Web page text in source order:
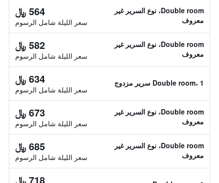
Double room، نوع السرير غير
معروف
564 ﷼
سعر الليلة شامل الرسوم
Double room، نوع السرير غير
معروف
582 ﷼
سعر الليلة شامل الرسوم
Double room، 1 سرير مزدوج 634 ﷼
سعر الليلة شامل الرسوم
Double room، نوع السرير غير
معروف
673 ﷼
سعر الليلة شامل الرسوم
Double room، نوع السرير غير
معروف
685 ﷼
سعر الليلة شامل الرسوم
718 ﷼